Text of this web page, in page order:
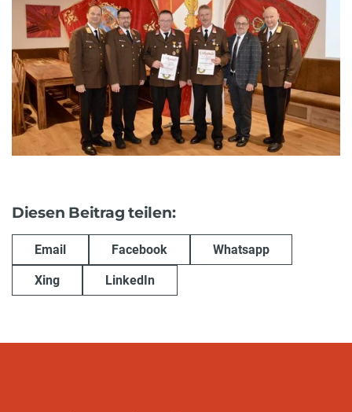
Diesen Beitrag teilen:
Email Facebook Whatsapp
Xing LinkedIn